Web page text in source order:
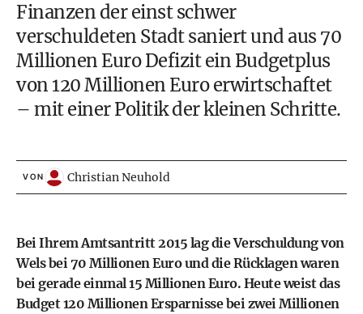
Finanzen der einst schwer
verschuldeten Stadt saniert und aus 70
Millionen Euro Defizit ein Budgetplus
von 120 Millionen Euro erwirtschaftet
– mit einer Politik der kleinen Schritte.
VON Christian Neuhold
Bei Ihrem Amtsantritt 2015 lag die Verschuldung von
Wels bei 70 Millionen Euro und die Rücklagen waren
bei gerade einmal 15 Millionen Euro. Heute weist das
Budget 120 Millionen Ersparnisse bei zwei Millionen